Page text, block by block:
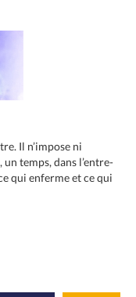
Il n’impose ni
temps, dans l’entre-
qui enferme et ce qui